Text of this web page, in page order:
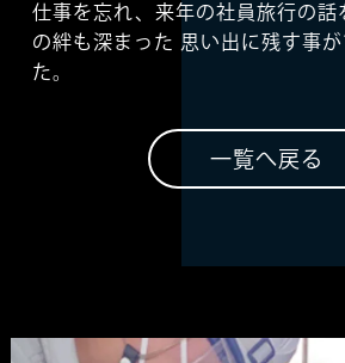
仕事を忘れ、来年の社員旅行の話
の絆も深まった 思い出に残す事
た。
一覧へ戻る